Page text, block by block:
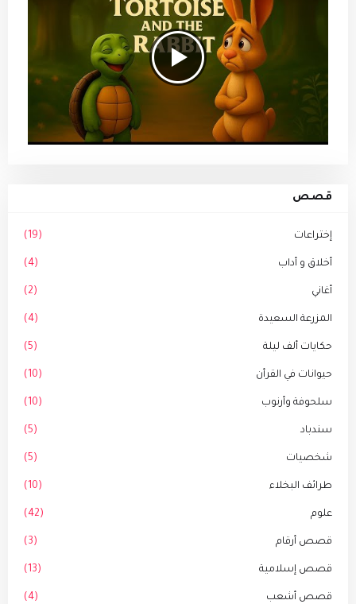
قصص
إختراعات (19)
أخلاق و أداب (4)
أغاني (2)
المزرعة السعيدة (4)
حكايات ألف ليلة (5)
حيوانات في القرأن (10)
سلحوفة وأرنوب (10)
سندباد (5)
شخصيات (5)
طرائف البخلاء (10)
علوم (42)
قصص أرقام (3)
قصص إسلامية (13)
قصص أشعب (4)